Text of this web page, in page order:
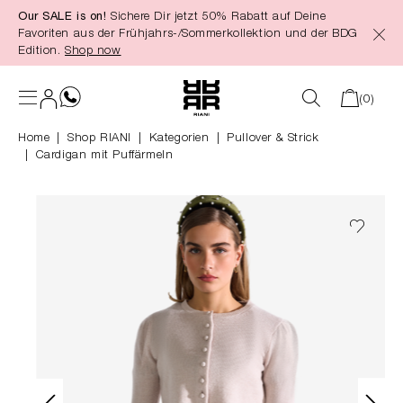
springen
Our SALE is on! Sichere Dir jetzt 50% Rabatt auf Deine
Favoriten aus der Frühjahrs-/Sommerkollektion und der BDG
Edition. Shop now
(0)
Home Shop RIANI Kategorien
Pullover & Strick
Cardigan mit Puffärmeln